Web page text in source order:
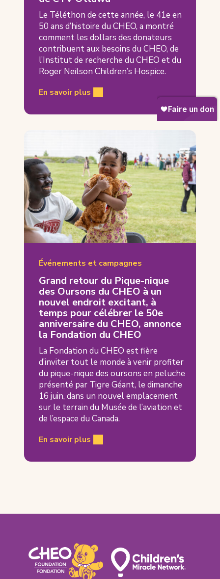
Le Téléthon de cette année, le 41e en
50 ans d’histoire du CHEO, a montré
comment les dollars des donateurs
contribuent aux besoins du CHEO, de
l’Institut de recherche du CHEO et du
Roger Neilson Children’s Hospice.
En savoir plus
Événements et campagnes
Grand retour du Pique-nique
des Oursons du CHEO à un
nouvel endroit excitant, à
temps pour célébrer le 50e
anniversaire du CHEO, annonce
la Fondation du CHEO
La Fondation du CHEO est fière
d’inviter tout le monde à venir profiter
du pique-nique des oursons en peluche
présenté par Tigre Géant, le dimanche
16 juin, dans un nouvel emplacement
sur le terrain du Musée de l’aviation et
de l’espace du Canada.
En savoir plus